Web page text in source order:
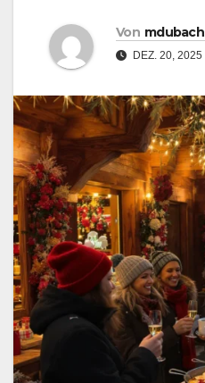
Von mdubach
DEZ. 20, 2025